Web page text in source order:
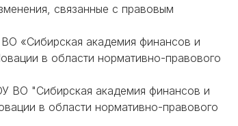
связанные с правовым
«Сибирская академия финансов и
в области нормативно-правового
ВО "Сибирская академия финансов и
в области нормативно-правового